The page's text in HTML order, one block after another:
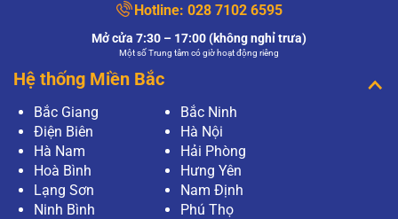
Hotline: 028 7102 6595
Mở cửa 7:30 – 17:00 (không nghỉ trưa)
Một số Trung tâm có giờ hoạt động riêng
Hệ thống Miền Bắc
Bắc Giang
Bắc Ninh
Điện Biên
Hà Nội
Hà Nam
Hải Phòng
Hoà Bình
Hưng Yên
Lạng Sơn
Nam Định
Ninh Bình
Phú Thọ